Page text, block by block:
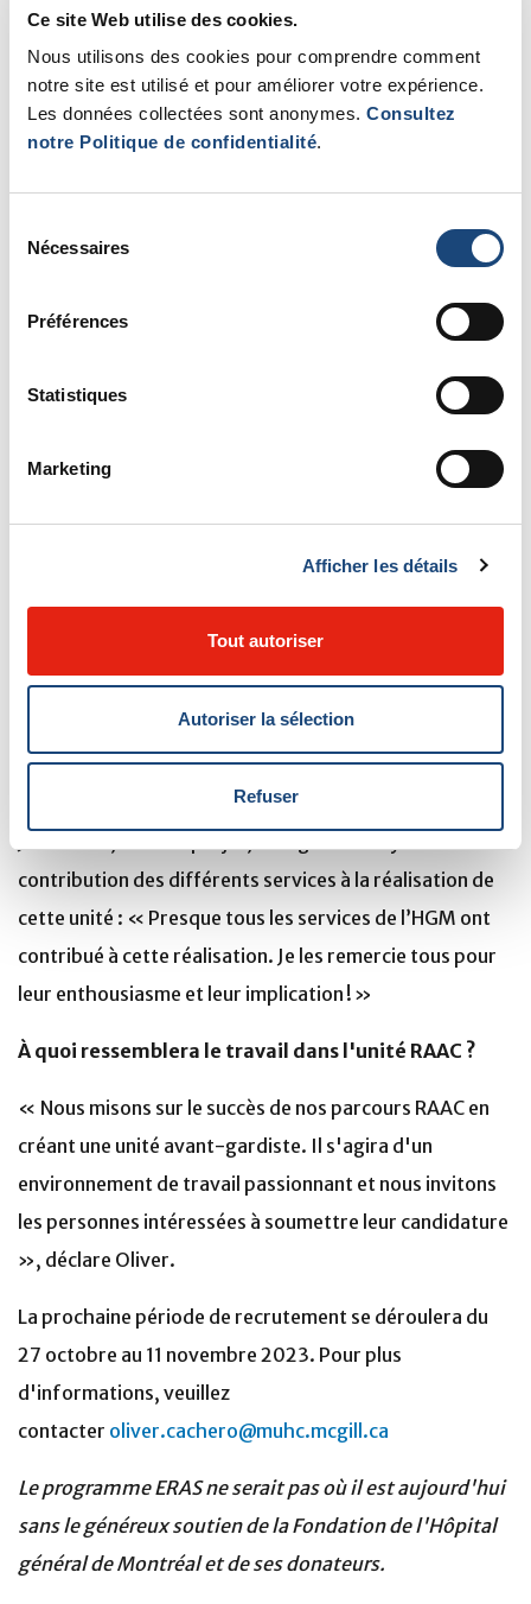
Ce site Web utilise des cookies.
Nous utilisons des cookies pour comprendre comment
notre site est utilisé et pour améliorer votre expérience.
Les données collectées sont anonymes. Consultez
notre Politique de confidentialité.
Nécessaires
Préférences
Statistiques
Marketing
Afficher les détails
Tout autoriser
Autoriser la sélection
Refuser
Une chambre de patient RAAC. Un minimum de six lits
« Lorsque le Dr Feldman a créé ces parcours, elle a
inclus des membres des équipes de toutes les
disciplines, y compris la physiothérapie, la pharmacie,
Cachero, coordonnateur clinico-administratif de la
Mission chirurgicale du CUSM. « Les consultants ont
apporté leur expertise et nous disposons désormais
d’un riche répertoire de parcours pour guider notre
nouvelle équipe RAAC. »
contribution des différents services à la réalisation de
cette unité : « Presque tous les services de l’HGM ont
contribué à cette réalisation. Je les remercie tous pour
leur enthousiasme et leur implication ! »
À quoi ressemblera le travail dans l'unité RAAC ?
« Nous misons sur le succès de nos parcours RAAC en
créant une unité avant-gardiste. Il s'agira d'un
environnement de travail passionnant et nous invitons
les personnes intéressées à soumettre leur candidature
», déclare Oliver.
La prochaine période de recrutement se déroulera du
27 octobre au 11 novembre 2023. Pour plus
d'informations, veuillez
contacter oliver.cachero@muhc.mcgill.ca
Le programme ERAS ne serait pas où il est aujourd'hui
sans le généreux soutien de la Fondation de l'Hôpital
général de Montréal et de ses donateurs.